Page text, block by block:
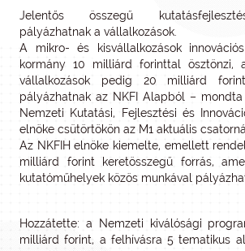
Jelentős összegű
pályázhatnak a vállalkozások.
A mikro- és kisvállalkozások
kormány 10 milliárd forinttal ösztönzi,
vállalkozások pedig 20 milliárd
pályázhatnak az NKFI Alapból – mondta
Nemzeti Kutatási, Fejlesztési és
elnöke csütörtökön az M1 aktuális
Az NKFIH elnöke kiemelte, emellett
milliárd forint keretösszegű forrás,
kutatóműhelyek közös munkával
Hozzátette: a Nemzeti kiválósági
milliárd forint, a felhívásra 5 tematikus